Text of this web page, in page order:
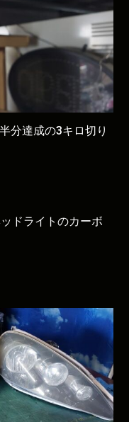
達成の3キロ切り
ドライトのカーボ